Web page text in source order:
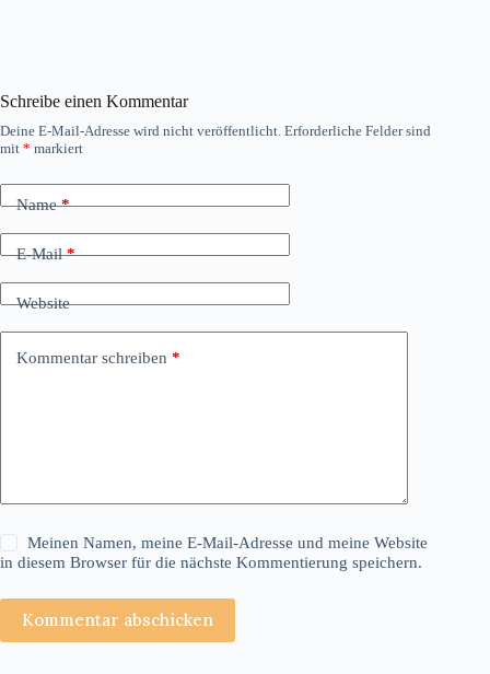
Schreibe einen Kommentar
Deine E-Mail-Adresse wird nicht veröffentlicht. Erforderliche Felder sind
mit * markiert
Name*
E-Mail*
Website
Kommentar schreiben *
Meinen Namen, meine E-Mail-Adresse und meine Website
in diesem Browser für die nächste Kommentierung speichern.
Kommentar abschicken